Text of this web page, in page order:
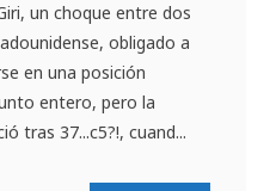
un choque entre dos
obligado a
en una posición
entero, pero la
tras 37...c5?!, cuand...